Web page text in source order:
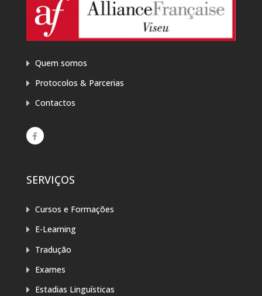
Quem somos
Protocolos & Parcerias
Contactos
SERVIÇOS
Cursos e Formações
E-Learning
Tradução
Exames
Estadias Linguísticas